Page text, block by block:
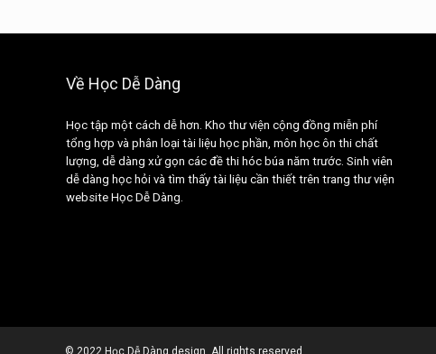
Về Học Dễ Dàng
Học tập một cách dễ hơn. Kho thư viện cộng đồng miễn phí
tổng hợp và phân loại tài liệu học phần, môn học ôn thi chất
lượng, dễ dàng xử gọn các đề thi hóc búa năm trước. Sinh viên
dễ dàng học hỏi và tìm thấy tài liệu cần thiết trên trang thư viện
website Học Dễ Dàng.
© 2022 Học Dễ Dàng design. All rights reserved.